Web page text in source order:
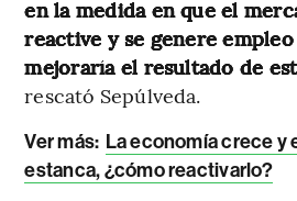
en la medida en que el
reactive y se genere
mejoraría el resultado de
rescató Sepúlveda.
Ver más: La economía crece y
estanca, ¿cómo reactivarlo?